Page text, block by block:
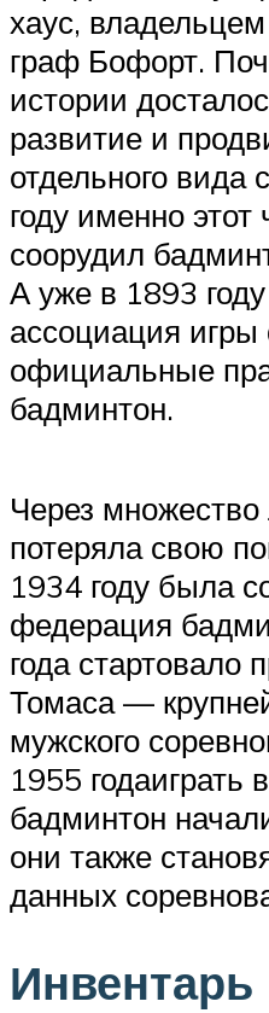
хаус,
граф Бофорт.
истории
развитие и
отдельного вида
году именно
соорудил
А уже в 1893
ассоциация игры
официальные
бадминтон.
Через множество
потеряла свою
1934 году была
федерация
года стартовало
Томаса —
мужского
1955 годаиграть в
бадминтон
они также
данных
Инвентарь